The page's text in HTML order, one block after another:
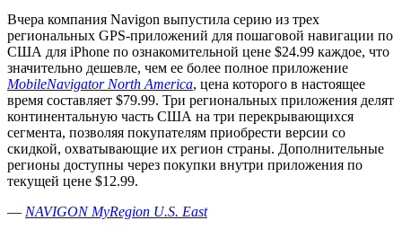
Вчера компания Navigon выпустила серию из трех
региональных GPS-приложений для пошаговой навигации по
США для iPhone по ознакомительной цене $24.99 каждое, что
значительно дешевле, чем ее более полное приложение
MobileNavigator North America, цена которого в настоящее
время составляет $79.99. Три региональных приложения делят
континентальную часть США на три перекрывающихся
сегмента, позволяя покупателям приобрести версии со
скидкой, охватывающие их регион страны. Дополнительные
регионы доступны через покупки внутри приложения по
текущей цене $12.99.
— NAVIGON MyRegion U.S. East